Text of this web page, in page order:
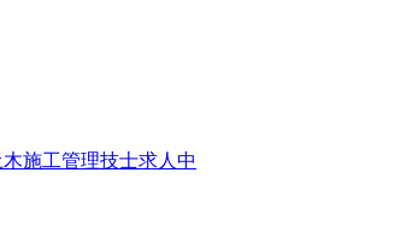
施工管理技士求人中